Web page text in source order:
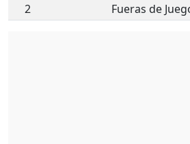
2
Fueras de